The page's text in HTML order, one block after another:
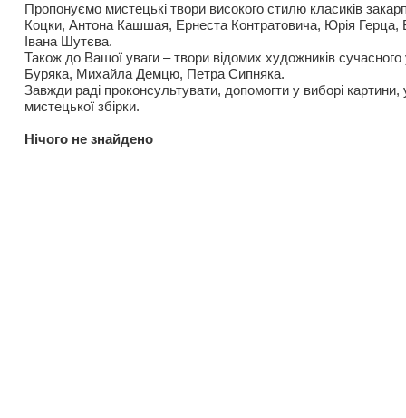
Пропонуємо мистецькі твори високого стилю класиків
Коцки, Антона Кашшая, Ернеста Контратовича, Юрія
Івана Шутєва.
Також до Вашої уваги – твори відомих художників
Буряка, Михайла Демцю, Петра Сипняка.
Завжди раді проконсультувати, допомогти у виборі картини,
мистецької збірки.
Нiчого не знайдено